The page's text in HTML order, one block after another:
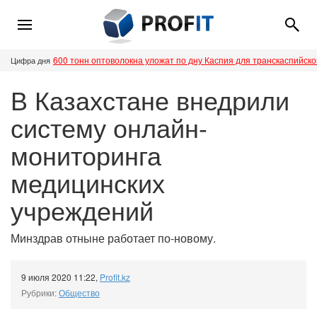
Цифра дня 600 тонн оптоволокна уложат по дну Каспия для
В Казахстане внедрили
систему онлайн-
мониторинга
медицинских
учреждений
Минздрав отныне работает по-новому.
9 июля 2020 11:22, Profit.kz
Рубрики:Общество